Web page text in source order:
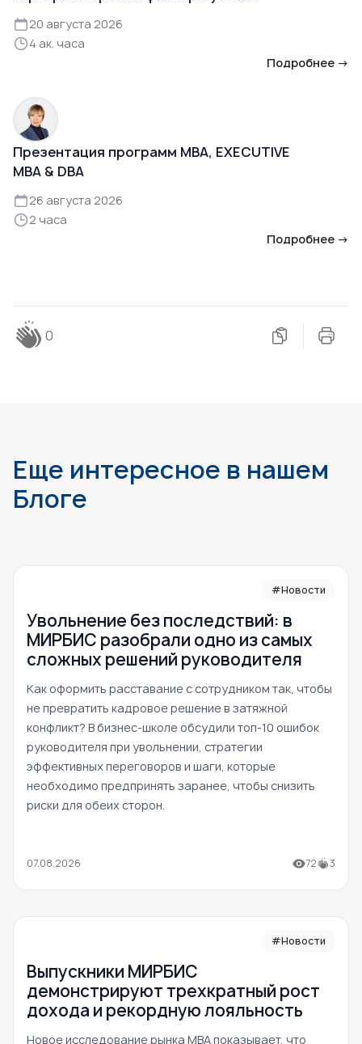
20 августа 2026
4 ак. часа
Подробнее →
Презентация программ MBA, EXECUTIVE
MBA & DBA
26 августа 2026
2 часа
Подробнее →
0
Еще интересное в нашем
Блоге
#Новости
Увольнение без последствий: в
МИРБИС разобрали одно из самых
сложных решений руководителя
Как оформить расставание с сотрудником так, чтобы
не превратить кадровое решение в затяжной
конфликт? В бизнес-школе обсудили топ-10 ошибок
руководителя при увольнении, стратегии
эффективных переговоров и шаги, которые
необходимо предпринять заранее, чтобы снизить
риски для обеих сторон.
07.08.2026 72 3
#Новости
Выпускники МИРБИС
демонстрируют трехкратный рост
дохода и рекордную лояльность
Новое исследование рынка MBA показывает, что